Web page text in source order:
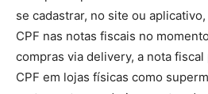
se cadastrar, no site ou
CPF nas notas fiscais no
compras via delivery, a nota
CPF em lojas físicas como